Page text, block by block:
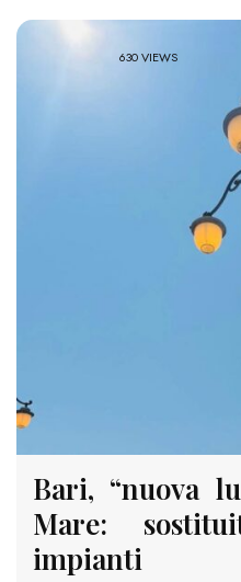
630 VIEWS
Bari, “nuova
Mare:
impianti